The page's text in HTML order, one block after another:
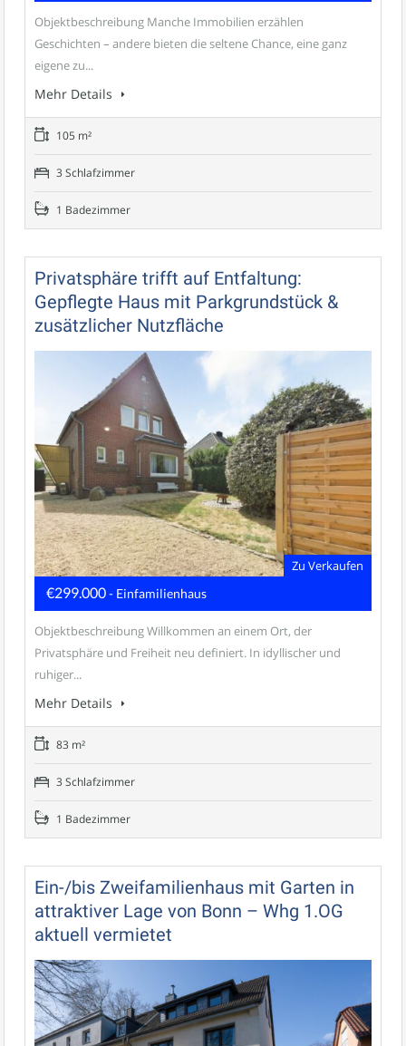
Objektbeschreibung Manche Immobilien erzählen
Geschichten – andere bieten die seltene Chance, eine ganz
eigene zu...
Mehr Details
105 m²
3 Schlafzimmer
1 Badezimmer
Privatsphäre trifft auf Entfaltung:
Gepflegte Haus mit Parkgrundstück &
zusätzlicher Nutzfläche
Zu Verkaufen
€299.000- Einfamilienhaus
Objektbeschreibung Willkommen an einem Ort, der
Privatsphäre und Freiheit neu definiert. In idyllischer und
ruhiger...
Mehr Details
83 m²
3 Schlafzimmer
1 Badezimmer
Ein-/bis Zweifamilienhaus mit Garten in
attraktiver Lage von Bonn – Whg 1.OG
aktuell vermietet